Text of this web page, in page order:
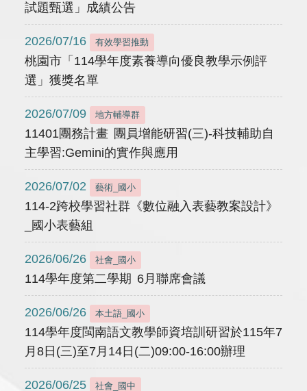
試題甄選」成績公告
2026/07/16 有效學習推動
桃園市「114學年度素養導向優良教學示例評
選」獲獎名單
2026/07/09 地方輔導群
11401團務計畫 團員增能研習(三)-科技輔助自
主學習:Gemini的實作與應用
2026/07/02 藝術_國小
114-2跨校學習社群《數位融入表藝教案設計》
_國小表藝組
2026/06/26 社會_國小
114學年度第二學期 6月聯席會議
2026/06/26 本土語_國小
114學年度閩南語文教學師資培訓研習於115年7
月8日(三)至7月14日(二)09:00-16:00辦理
2026/06/25 社會_國中